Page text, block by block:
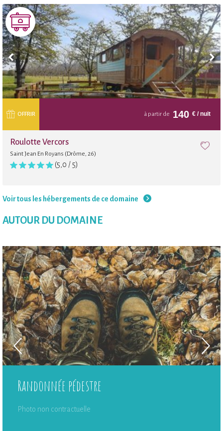
OFFRIR à partir de 140 € / nuit
Roulotte Vercors
Saint Jean En Royans (Drôme, 26)
(5,0 / 5)
Voir tous les hébergements de ce domaine
AUTOUR DU DOMAINE
Randonnée pédestre
Photo non contractuelle